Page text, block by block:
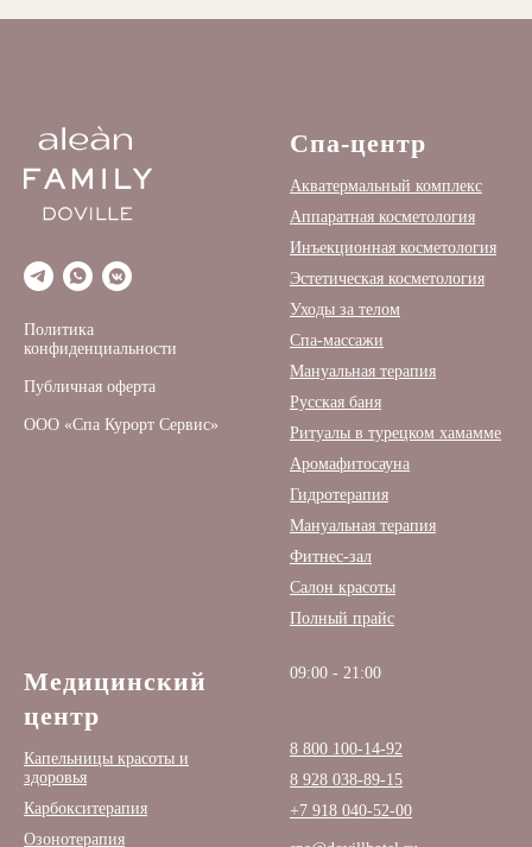
Политика
конфиденциальности
Публичная оферта
ООО «Спа Курорт Сервис»
Спа-центр
Акватермальный комплекс
Аппаратная косметология
Инъекционная косметология
Эстетическая косметология
Уходы за телом
Спа-массажи
Мануальная терапия
Русская баня
Ритуалы в турецком хамамме
Аромафитосауна
Гидротерапия
Мануальная терапия
Фитнес-зал
Салон красоты
Полный прайс
Медицинский
центр
Капельницы красоты и
здоровья
Карбокситерапия
Озонотерапия
09:00 - 21:00
8 800 100-14-92
8 928 038-89-15
+7 918 040-52-00